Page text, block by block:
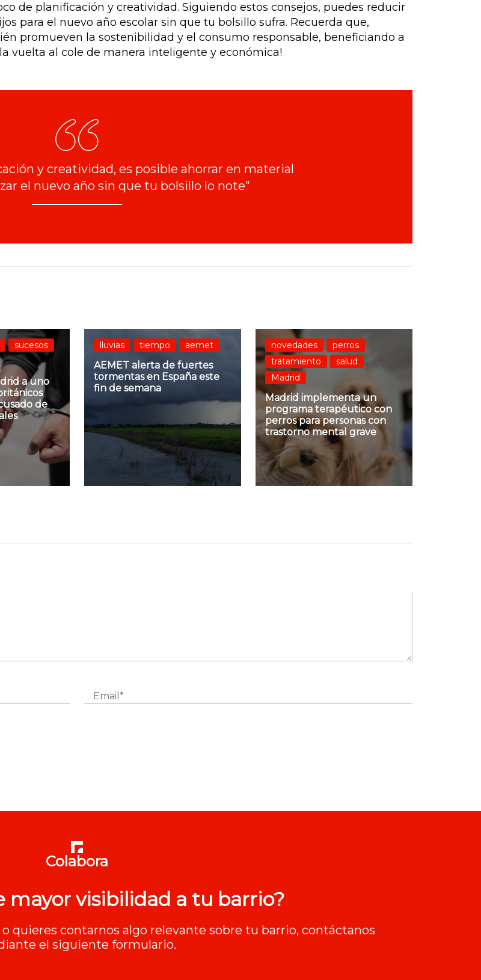
de planificación y creatividad. Siguiendo estos consejos, puedes reducir
para el nuevo año escolar sin que tu bolsillo sufra. Recuerda que,
promueven la sostenibilidad y el consumo responsable, beneficiando a
vuelta al cole de manera inteligente y económica!
y creatividad, es posible ahorrar en material
el nuevo año sin que tu bolsillo lo note"
sucesos
a uno
de
lluvias tiempo aemet
AEMET alerta de fuertes
tormentas en España este
fin de semana
novedades
perros
tratamiento
salud
Madrid
Madrid implementa un
programa terapéutico con
perros para personas con
trastorno mental grave
Colabora
mayor visibilidad a tu barrio?
quieres contarnos algo relevante sobre tu barrio, contáctanos
el siguiente formulario.